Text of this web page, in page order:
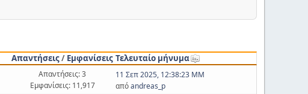
Απαντήσεις/ Εμφανίσεις Τελευταίο μήνυμα
Απαντήσεις: 3
Εμφανίσεις: 11,917
11 Σεπ 2025, 12:38:23 ΜΜ
απόandreas_p